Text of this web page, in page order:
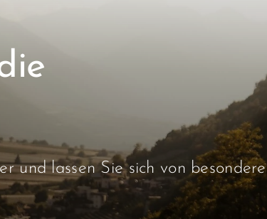
und lassen Sie sich von besonderen